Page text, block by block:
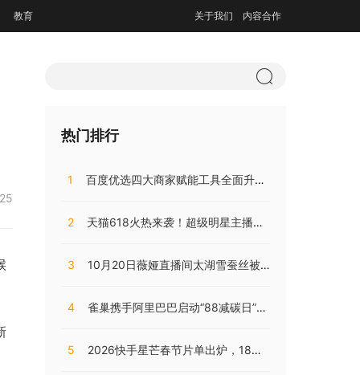
教育 关于我们 内容合作
热门排行
1 百度优选四大商家赋能工具全面升级，持续助推商家降本增效
2 天猫618火热来袭！超级明星主播阵容，共同助阵预售直播盛典
3 10月20日薇娅直播间太湖雪蚕丝被直播开售，开局大卖销量火爆!
4 雀巢携手阿里巴巴启动“88减碳日”，兴起咖啡低碳消费之风
5 2026快手星芒春节片单出炉，18部精品短剧陪伴老铁们过个戏瘾年